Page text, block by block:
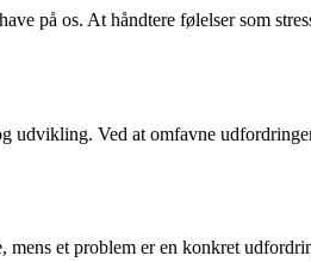
på os. At håndtere følelser som
Ved at omfavne
et problem er en konkret